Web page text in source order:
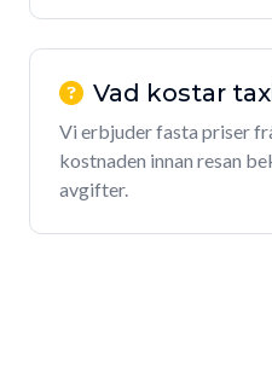
Vad kostar
Vi erbjuder fasta priser
kostnaden innan resan
avgifter.